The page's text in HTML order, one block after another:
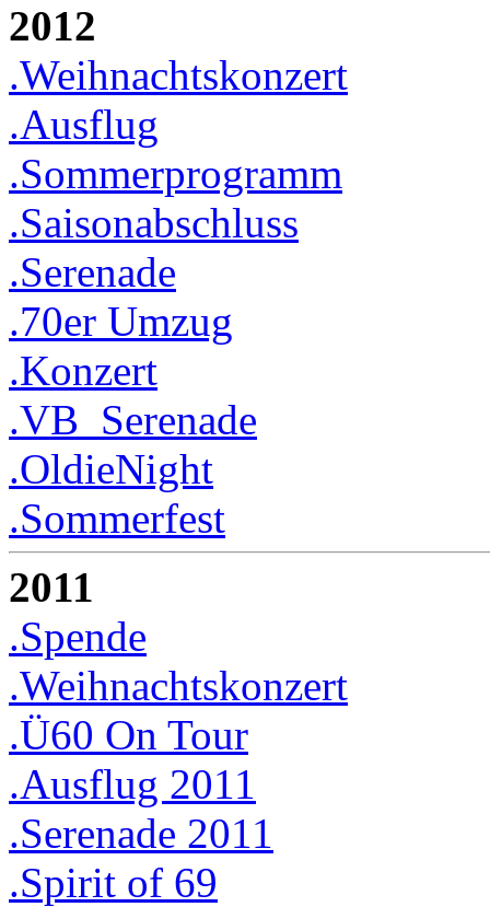
2012
.Weihnachtskonzert
.Ausflug
.Sommerprogramm
.Saisonabschluss
.Serenade
.70er Umzug
.Konzert
.VB_Serenade
.OldieNight
.Sommerfest
2011
.Spende
.Weihnachtskonzert
.Ü60 On Tour
.Ausflug 2011
.Serenade 2011
.Spirit of 69